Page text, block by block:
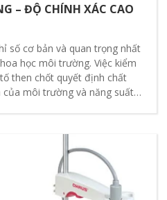
– ĐỘ CHÍNH XÁC CAO
số cơ bản và quan trọng nhất
học môi trường. Việc kiểm
then chốt quyết định chất
môi trường và năng suất
xác.